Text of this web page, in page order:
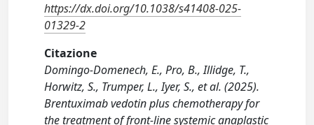
https://dx.doi.org/10.1038/s41408-025-
01329-2
Citazione
Domingo-Domenech, E., Pro, B., Illidge, T.,
Horwitz, S., Trumper, L., Iyer, S., et al. (2025).
Brentuximab vedotin plus chemotherapy for
the treatment of front-line systemic anaplastic